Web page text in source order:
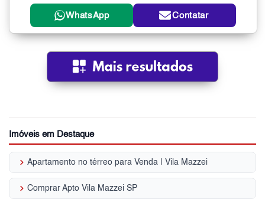
WhatsApp Contatar
Imóveis em Destaque
keyboard_arrow_right Apartamento no térreo para Venda | Vila Mazzei
keyboard_arrow_right Comprar Apto Vila Mazzei SP